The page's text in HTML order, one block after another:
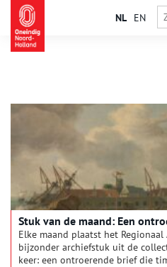
NL EN
Stuk van de maand: Een
Elke maand plaatst het Regionaal
bijzonder archiefstuk uit de
keer: een ontroerende brief die